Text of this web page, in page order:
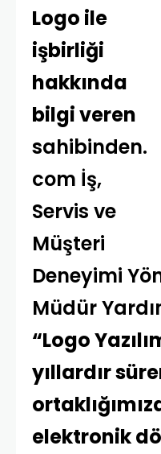
Logo ile
işbirliği
hakkında
bilgi veren
sahibinden.
com İş,
Servis ve
Müşteri
Deneyimi
Müdür
“Logo
yıllardır
elektronik